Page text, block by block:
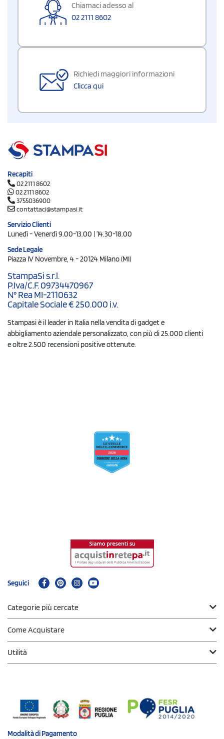
Chiamaci adesso al
02 2111 8602
Richiedi maggiori informazioni
Clicca qui
Recapiti
02 2111 8602
02 2111 8602
3755036900
contattaci@stampasi.it
Servizio Clienti
Lunedì - Venerdì 9.00-13.00 | 14.30-18.00
Sede Legale
Piazza IV Novembre, 4 - 20124 Milano (MI)
StampaSi s.r.l.
P.Iva/C.F. 09734470967
N° Rea MI-2110632
Capitale Sociale € 250.000 i.v.
Stampasi è il leader in Italia nella vendita di gadget e
abbigliamento aziendale personalizzato, con più di 25.000 clienti
e oltre 2.500 recensioni positive ottenute.
Seguici
Categorie più cercate
Come Acquistare
Utilità
Modalità diPagamento